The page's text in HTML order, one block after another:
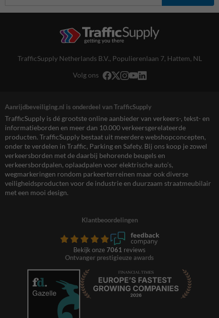
TrafficSupply Netherlands B.V., Populierenlaan 7, Hattem, NL
Volg ons
Aanrijdbeveiliging.nl is onderdeel van TrafficSupply
TrafficSupply is dé grootste online aanbieder van verkeers-, tekst- en
informatieborden en meer dan 10.000 verkeersgerelateerde
producten. TrafficSupply bestaat uit meerdere webshopconcepten,
onder te verdelen in Traffic, Parking en Safety. Bij ons koop je zowel
verkeersborden met de daarbij behorende beugels en
verkeersbordpalen, oplaadpalen voor elektrische auto’s,
wegmarkeringen rondom parkeerterreinen maar ook diverse
veiligheidsproducten voor de industrie en duurzaam straatmeubilair
met een mooi design.
Klantbeoordelingen
Bekijk onze 7061 reviews
Ontvanger prestigieuze awards